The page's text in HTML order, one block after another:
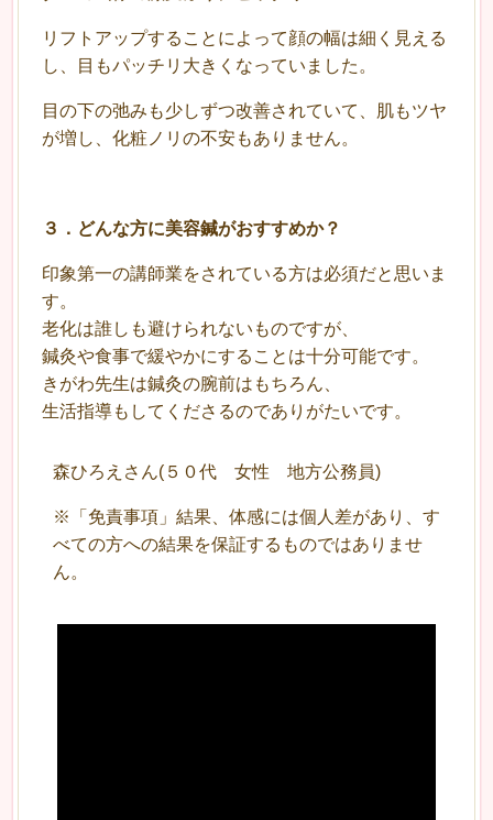
リフトアップすることによって顔の幅は細く見える
し、目もパッチリ大きくなっていました。
目の下の弛みも少しずつ改善されていて、肌もツヤ
が増し、化粧ノリの不安もありません。
３．どんな方に美容鍼がおすすめか？
印象第一の講師業をされている方は必須だと思いま
す。
老化は誰しも避けられないものですが、
鍼灸や食事で緩やかにすることは十分可能です。
きがわ先生は鍼灸の腕前はもちろん、
生活指導もしてくださるのでありがたいです。
森ひろえさん(５０代 女性 地方公務員)
※「免責事項」結果、体感には個人差があり、す
べての方への結果を保証するものではありませ
ん。